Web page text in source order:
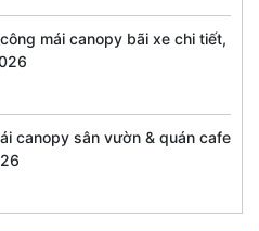
mái canopy bãi xe chi tiết,
canopy sân vườn & quán cafe